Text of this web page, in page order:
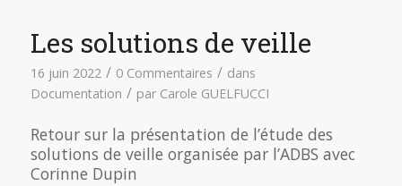
Les solutions de veille
16 juin 2022 / 0 Commentaires / dans
Documentation / par Carole GUELFUCCI
Retour sur la présentation de l’étude des
solutions de veille organisée par l’ADBS avec
Corinne Dupin